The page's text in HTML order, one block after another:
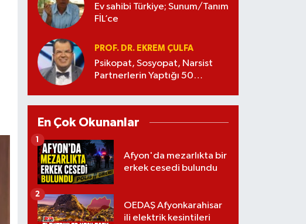
Ev sahibi Türkiye; Sunum/Tanım
FİL’ce
PROF. DR. EKREM ÇULFA
Psikopat, Sosyopat, Narsist
Partnerlerin Yaptığı 50
En Çok Okunanlar
Afyon'da mezarlıkta bir
erkek cesedi bulundu
1
OEDAŞ Afyonkarahisar
ili elektrik kesintileri
2